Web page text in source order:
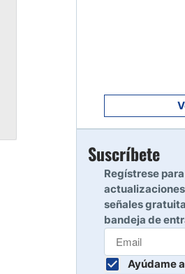
10
Suscríbete
Regístrese
señales
bandeja de
Ayúdame